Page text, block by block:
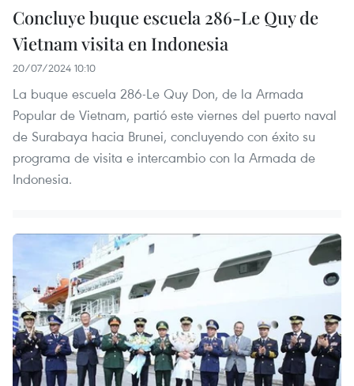
Concluye buque escuela 286-Le Quy de
Vietnam visita en Indonesia
20/07/2024 10:10
La buque escuela 286-Le Quy Don, de la Armada
Popular de Vietnam, partió este viernes del puerto naval
de Surabaya hacia Brunei, concluyendo con éxito su
programa de visita e intercambio con la Armada de
Indonesia.